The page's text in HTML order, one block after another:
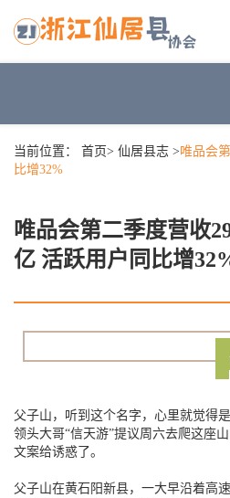
当前位置： 首页> 仙居县志 >唯品会
比增32%
唯品会第二季度营收
亿 活跃用户同比增
父子山，听到这个名字，心里就觉得
领头大哥“信天游”提议周六去爬这座
文案给诱惑了。
父子山在黄石阳新县，一大早沿着高